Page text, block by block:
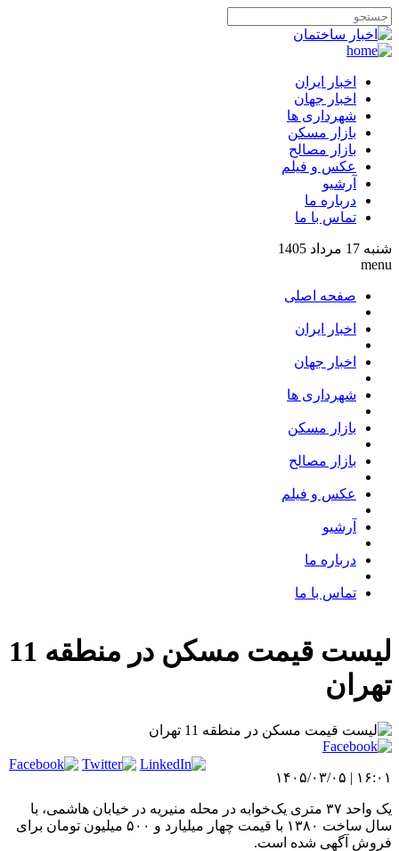
اخبار ایران
اخبار جهان
شهرداری ها
بازار مسکن
بازار مصالح
عکس و فیلم
آرشیو
درباره ما
تماس با ما
شنبه 17 مرداد 1405
menu
صفحه اصلی
اخبار ایران
اخبار جهان
شهرداری ها
بازار مسکن
بازار مصالح
عکس و فیلم
آرشیو
درباره ما
تماس با ما
لیست قیمت مسکن در منطقه 11
تهران
۱۶:۰۱ | ۱۴۰۵/۰۳/۰۵
یک واحد ۳۷ متری یک‌خوابه در محله منیریه در خیابان هاشمی، با
سال ساخت ۱۳۸۰ با قیمت چهار میلیارد و ۵۰۰ میلیون تومان برای
فروش آگهی شده است.